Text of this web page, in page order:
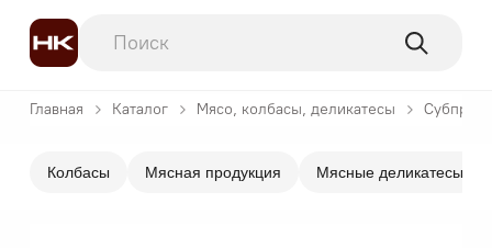
Главная Каталог Мясо, колбасы, деликатесы
Колбасы Мясная продукция Мясные деликатесы